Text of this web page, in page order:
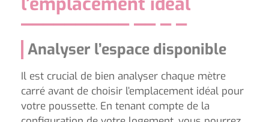
Analyser l’espace disponible
Il est crucial de bien analyser chaque mètre
carré avant de choisir l’emplacement idéal pour
votre poussette. En tenant compte de la